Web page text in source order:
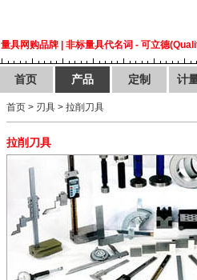
量具网购品牌 | 非标量具代名词 - 可立德
首页 产品 定制 计
首页 > 刃具 > 拉削刀具
拉削刀具